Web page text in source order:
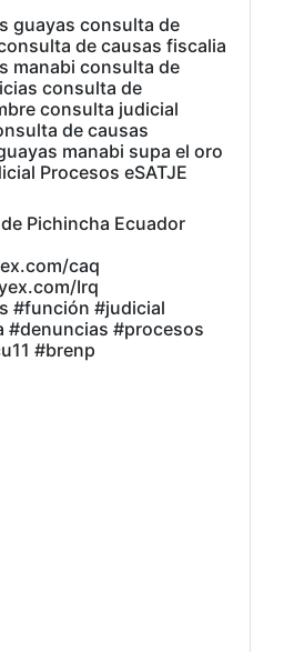
guayas consulta de
de causas fiscalia
manabi consulta de
consulta de
consulta judicial
de causas
manabi supa el oro
Procesos eSATJE
Pichincha Ecuador
caq
Irq
#función #judicial
#denuncias #procesos
#brenp